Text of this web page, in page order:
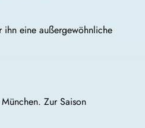
ihn eine außergewöhnliche
Zur Saison